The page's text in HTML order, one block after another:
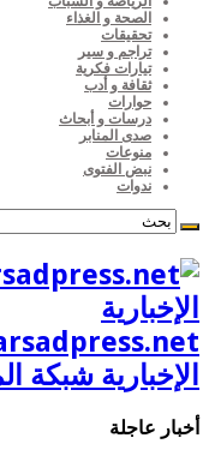
الصحة و الغذاء
تحقيقات
تراجم و سير
تيارات فكرية
ثقافة و أدب
حوارات
درسات و أبحاث
صدى المنابر
منوعات
نبض الفتوى
ندوات
الإخبارية شبكة
أخبار عاجلة